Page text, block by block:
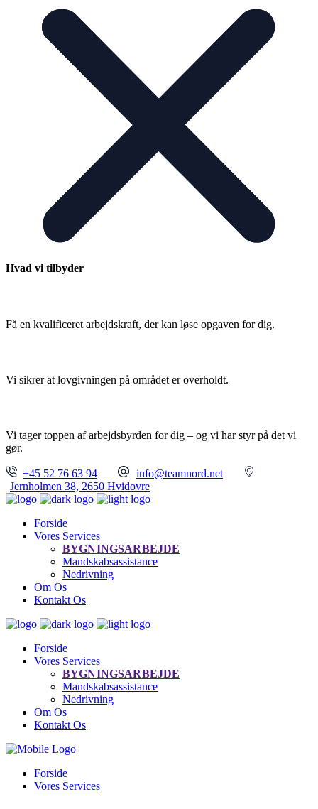
Hvad vi tilbyder
Få en kvalificeret arbejdskraft, der kan løse opgaven for dig.
Vi sikrer at lovgivningen på området er overholdt.
Vi tager toppen af arbejdsbyrden for dig – og vi har styr på det vi
gør.
+45 52 76 63 94
info@teamnord.net
Jernholmen 38, 2650 Hvidovre
Forside
Vores Services
BYGNINGSARBEJDE
Mandskabsassistance
Nedrivning
Om Os
Kontakt Os
Forside
Vores Services
BYGNINGSARBEJDE
Mandskabsassistance
Nedrivning
Om Os
Kontakt Os
Forside
Vores Services